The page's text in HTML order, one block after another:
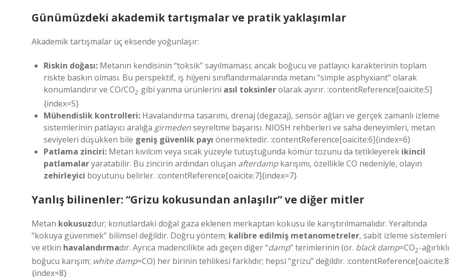
Günümüzdeki akademik tartışmalar ve pratik yaklaşımlar
Akademik tartışmalar üç eksende yoğunlaşır:
Riskin doğası: Metanın kendisinin “toksik” sayılmaması; ancak boğucu ve patlayıcı karakterinin toplam
riskte baskın olması. Bu perspektif, iş hijyeni sınıflandırmalarında metanı “simple asphyxiant”olarak
konumlandırır ve CO/CO2 gibi yanma ürünlerini asıl toksinlerolarak ayırır. :contentReference[oaicite:5]
{index=5}
Mühendislik kontrolleri: Havalandırma tasarımı, drenaj (degazaj), sensör ağları ve gerçek zamanlı izleme
sistemlerinin patlayıcı aralığa girmedenseyreltme başarısı. NIOSH rehberleri ve saha deneyimleri, metan
seviyeleri düşükken bile geniş güvenlik payı önermektedir. :contentReference[oaicite:6]{index=6}
Patlama zinciri: Metan kıvılcım veya sıcak yüzeyle tutuştuğunda kömür tozunu da tetikleyerek ikincil
patlamalaryaratabilir. Bu zincirin ardından oluşan afterdampkarışımı, özellikle CO nedeniyle, olayın
zehirleyici boyutunu belirler. :contentReference[oaicite:7]{index=7}
Yanlış bilinenler: “Grizu kokusundan anlaşılır” ve diğer mitler
Metan kokusuzdur; konutlardaki doğal gaza eklenen merkaptan kokusu ile karıştırılmamalıdır. Yeraltında
“kokuya güvenmek” bilimsel değildir. Doğru yöntem; kalibre edilmiş metanometreler, sabit izleme sistemleri
ve etkin havalandırmadır. Ayrıca madencilikte adı geçen diğer “damp” terimlerinin (ör. black damp=CO2-ağırlıklı
boğucu karışım; white damp=CO) her birinin tehlikesi farklıdır; hepsi “grizu” değildir.
{index=8}